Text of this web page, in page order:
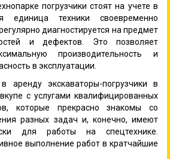
погрузчики стоят на учете в
единица техники своевременно
диагностируется на предмет
и дефектов. Это позволяет
производительность и
в эксплуатации.
аренду экскаваторы-погрузчики в
с услугами квалифицированных
которые прекрасно знакомы со
разных задач и, конечно, имеют
для работы на спецтехнике.
выполнение работ в кратчайшие